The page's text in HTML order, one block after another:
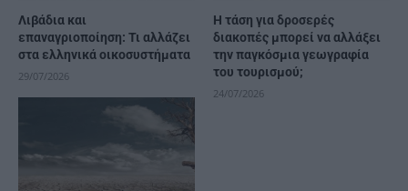
Λιβάδια και
επαναγριοποίηση: Τι αλλάζει
στα ελληνικά οικοσυστήματα
29/07/2026
Η τάση για δροσερές
διακοπές μπορεί να αλλάξει
την παγκόσμια γεωγραφία
του τουρισμού;
24/07/2026